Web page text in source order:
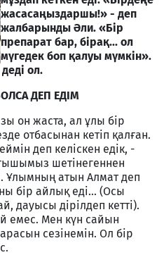
жасасаңыздаршы!» - деп
жалбарынды Әли. «Бір
препарат бар, бірақ... ол
мүгедек боп қалуы мүмкін».
ол.
ДЕП ЕДІМ
он жаста, ал ұлы бір
отбасынан кетіп қалған.
деп келіскен едік, -
шетінегеннен
Ұлымның атын Алмат деп
бір айлық еді... (Осы
дауысы дірілдеп кетті).
емес. Мен күн сайын
сезінемін. Ол бір